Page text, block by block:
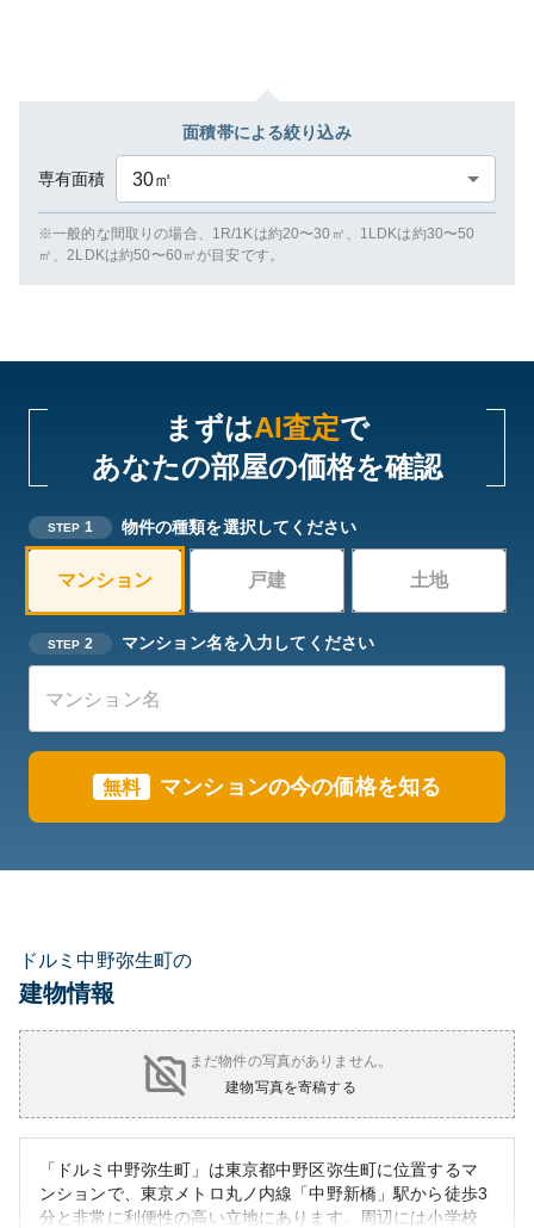
面積帯による絞り込み
専有面積 30㎡
※一般的な間取りの場合、1R/1Kは約20〜30㎡、1LDKは約30〜50
㎡、2LDKは約50〜60㎡が目安です。
まずはAI査定で
あなたの部屋の価格を確認
STEP 1 物件の種類を選択してください
マンション 戸建 土地
STEP 2 マンション名を入力してください
無料 マンションの今の価格を知る
ドルミ中野弥生町の
建物情報
まだ物件の写真がありません。
建物写真を寄稿する
「ドルミ中野弥生町」は東京都中野区弥生町に位置するマ
ンションで、東京メトロ丸ノ内線「中野新橋」駅から徒歩3
分と非常に利便性の高い立地にあります。周辺には小学校